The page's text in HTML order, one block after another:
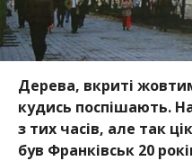
Дерева, вкриті
кудись поспішають.
з тих часів, але так
був Франківськ 20